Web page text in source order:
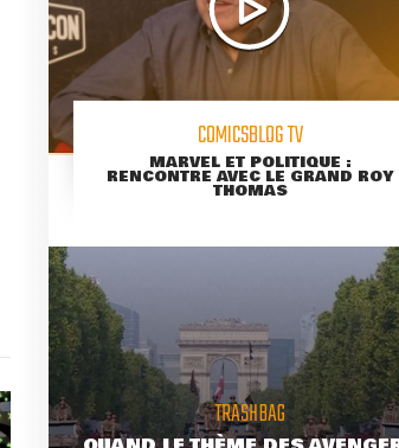
COMICSBLOG TV
MARVEL ET POLITIQUE :
RENCONTRE AVEC LE GRAND ROY
THOMAS
TRASHBAG